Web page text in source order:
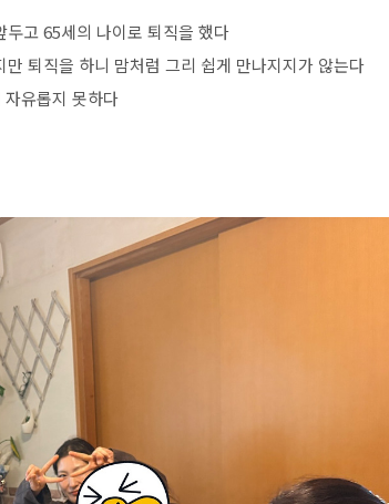
고 65세의 나이로 퇴직을 했다
퇴직을 하니 맘처럼 그리 쉽게 만나지지가 않는다
유롭지 못하다